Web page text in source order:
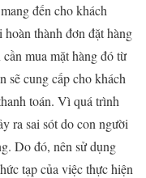
đến cho khách
thành đơn đặt hàng
mua mặt hàng đó từ
sẽ cung cấp cho khách
toán. Vì quá trình
ra sai sót do con người
Do đó, nên sử dụng
tạp của việc thực hiện